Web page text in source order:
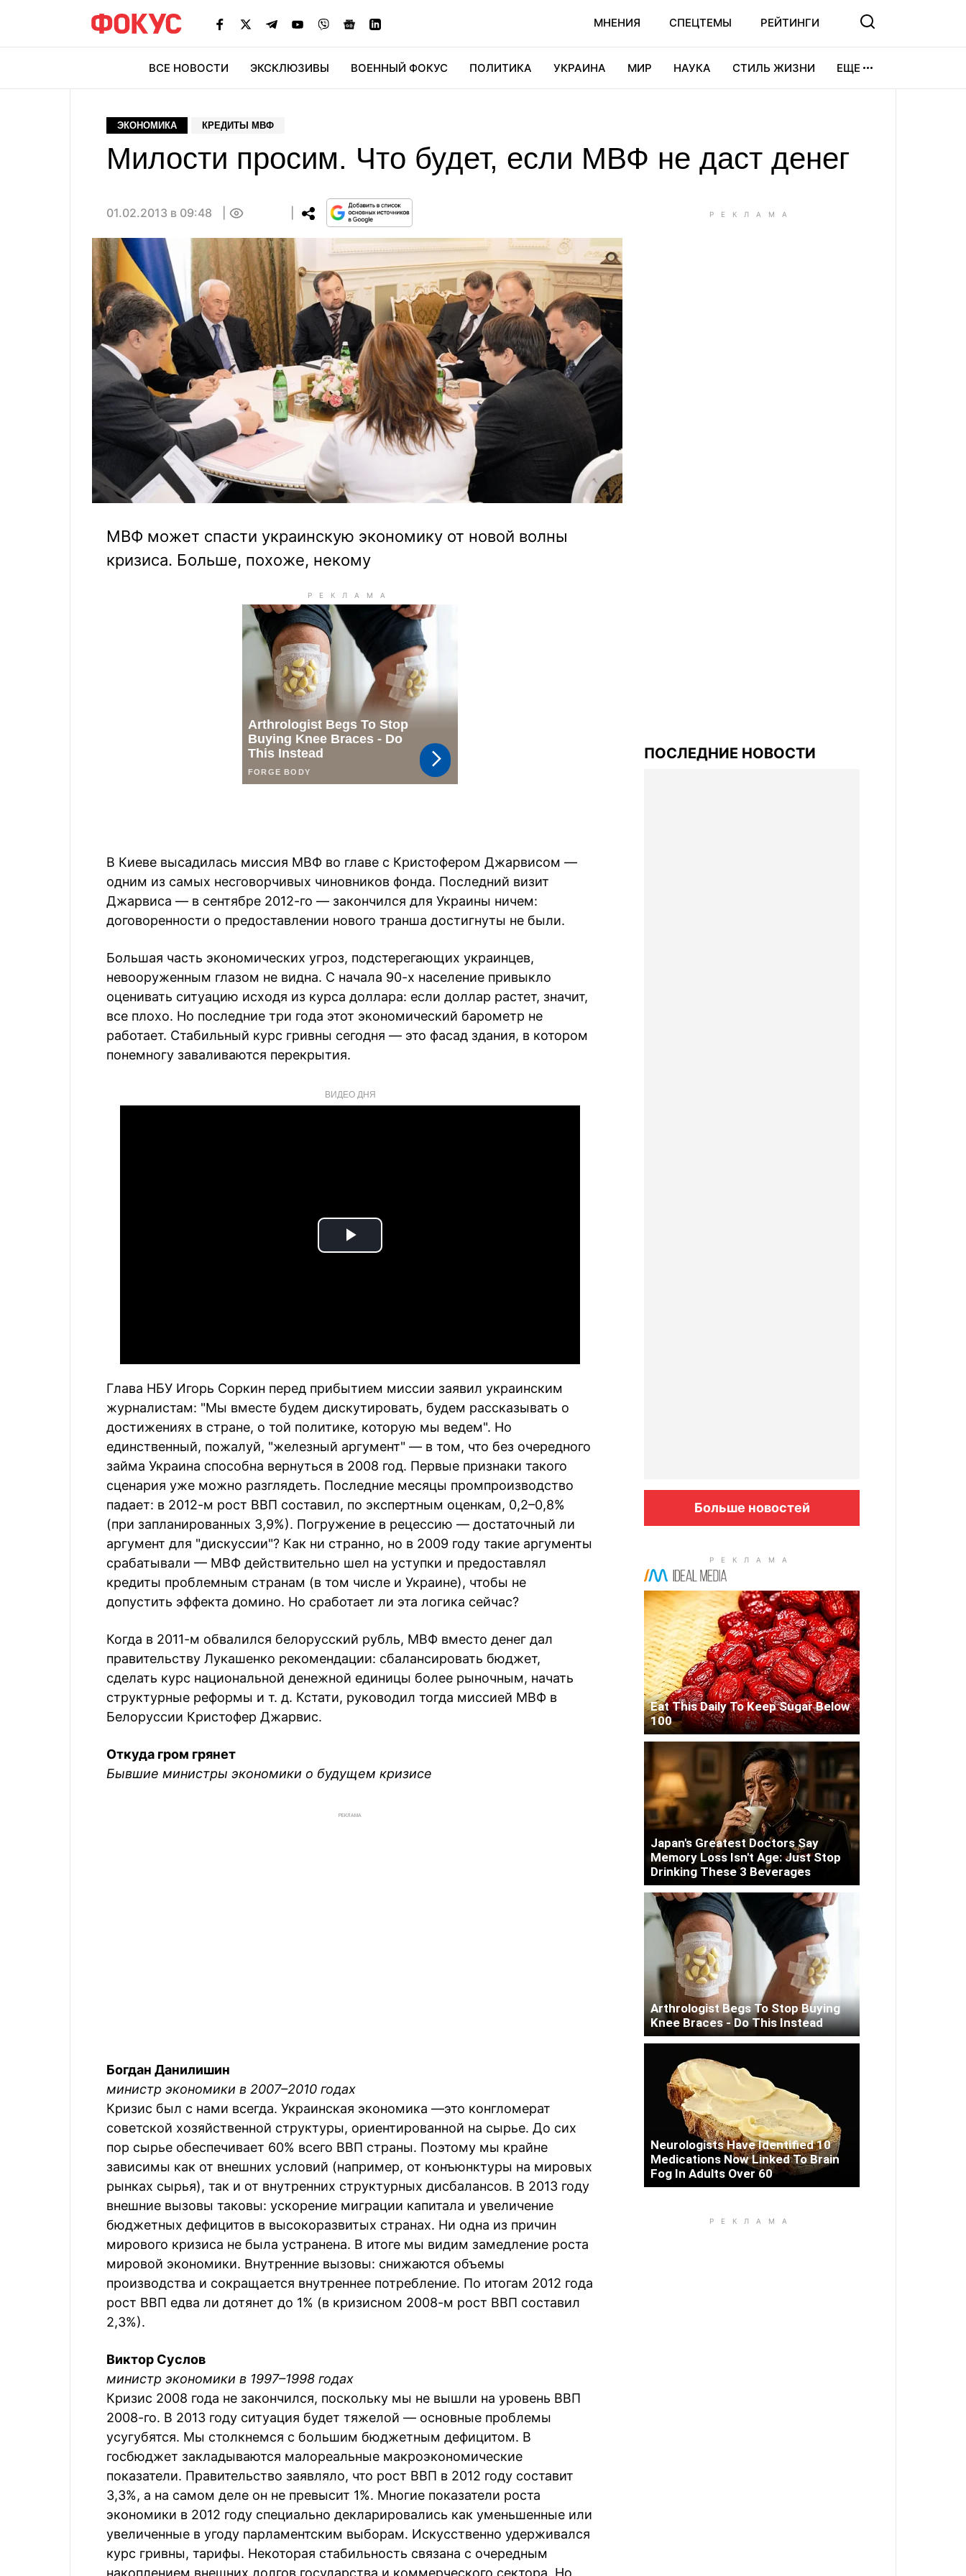
МНЕНИЯ СПЕЦТЕМЫ РЕЙТИНГИ
ВСЕ НОВОСТИ ЭКСКЛЮЗИВЫ ВОЕННЫЙ ФОКУС ПОЛИТИКА УКРАИНА МИР НАУКА СТИЛЬ ЖИЗНИ ЕЩЕ
ЭКОНОМИКА КРЕДИТЫ МВФ
Милости просим. Что будет, если МВФ не даст денег
01.02.2013 в 09:48
МВФ может спасти украинскую экономику от новой волны
кризиса. Больше, похоже, некому
В Киеве высадилась миссия МВФ во главе с Кристофером Джарвисом —
одним из самых несговорчивых чиновников фонда. Последний визит
Джарвиса — в сентябре 2012-го — закончился для Украины ничем:
договоренности о предоставлении нового транша достигнуты не были.
Большая часть экономических угроз, подстерегающих украинцев,
невооруженным глазом не видна. С начала 90-х население привыкло
оценивать ситуацию исходя из курса доллара: если доллар растет, значит,
все плохо. Но последние три года этот экономический барометр не
работает. Стабильный курс гривны сегодня — это фасад здания, в котором
понемногу заваливаются перекрытия.
ВИДЕО ДНЯ
Play
Глава НБУ Игорь Соркин перед прибытием миссии заявил украинским
журналистам: "Мы вместе будем дискутировать, будем рассказывать о
достижениях в стране, о той политике, которую мы ведем". Но
единственный, пожалуй, "железный аргумент" — в том, что без очередного
займа Украина способна вернуться в 2008 год. Первые признаки такого
сценария уже можно разглядеть. Последние месяцы промпроизводство
падает: в 2012-м рост ВВП составил, по экспертным оценкам, 0,2–0,8%
(при запланированных 3,9%). Погружение в рецессию — достаточный ли
аргумент для "дискуссии"? Как ни странно, но в 2009 году такие аргументы
срабатывали — МВФ действительно шел на уступки и предоставлял
кредиты проблемным странам (в том числе и Украине), чтобы не
допустить эффекта домино. Но сработает ли эта логика сейчас?
Когда в 2011-м обвалился белорусский рубль, МВФ вместо денег дал
правительству Лукашенко рекомендации: сбалансировать бюджет,
сделать курс национальной денежной единицы более рыночным, начать
структурные реформы и т. д. Кстати, руководил тогда миссией МВФ в
Белоруссии Кристофер Джарвис.
Откуда гром грянет
Бывшие министры экономики о будущем кризисе
РЕКЛАМА
Богдан Данилишин
министр экономики в 2007–2010 годах
Кризис был с нами всегда. Украинская экономика —это конгломерат
советской хозяйственной структуры, ориентированной на сырье. До сих
пор сырье обеспечивает 60% всего ВВП страны. Поэтому мы крайне
зависимы как от внешних условий (например, от конъюнктуры на мировых
рынках сырья), так и от внутренних структурных дисбалансов. В 2013 году
внешние вызовы таковы: ускорение миграции капитала и увеличение
бюджетных дефицитов в высокоразвитых странах. Ни одна из причин
мирового кризиса не была устранена. В итоге мы видим замедление роста
мировой экономики. Внутренние вызовы: снижаются объемы
производства и сокращается внутреннее потребление. По итогам 2012 года
рост ВВП едва ли дотянет до 1% (в кризисном 2008-м рост ВВП составил
2,3%).
Виктор Суслов
министр экономики в 1997–1998 годах
Кризис 2008 года не закончился, поскольку мы не вышли на уровень ВВП
2008-го. В 2013 году ситуация будет тяжелой — основные проблемы
усугубятся. Мы столкнемся с большим бюджетным дефицитом. В
госбюджет закладываются малореальные макроэкономические
показатели. Правительство заявляло, что рост ВВП в 2012 году составит
3,3%, а на самом деле он не превысит 1%. Многие показатели роста
экономики в 2012 году специально декларировались как уменьшенные или
увеличенные в угоду парламентским выборам. Искусственно удерживался
курс гривны, тарифы. Некоторая стабильность связана с очередным
накоплением внешних долгов государства и коммерческого сектора. Но
ПОСЛЕДНИЕ НОВОСТИ
Больше новостей